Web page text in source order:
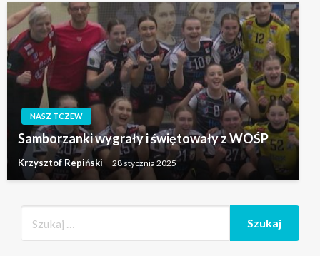
NASZ TCZEW
Samborzanki wygrały i świętowały z WOŚP
Krzysztof Repiński 28 stycznia 2025